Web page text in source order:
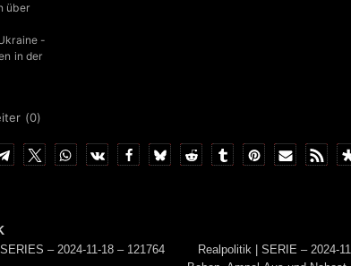
über
-
in der
(0)
– 2024-11-18 – 121764
Realpolitik | SERIE – 2024-